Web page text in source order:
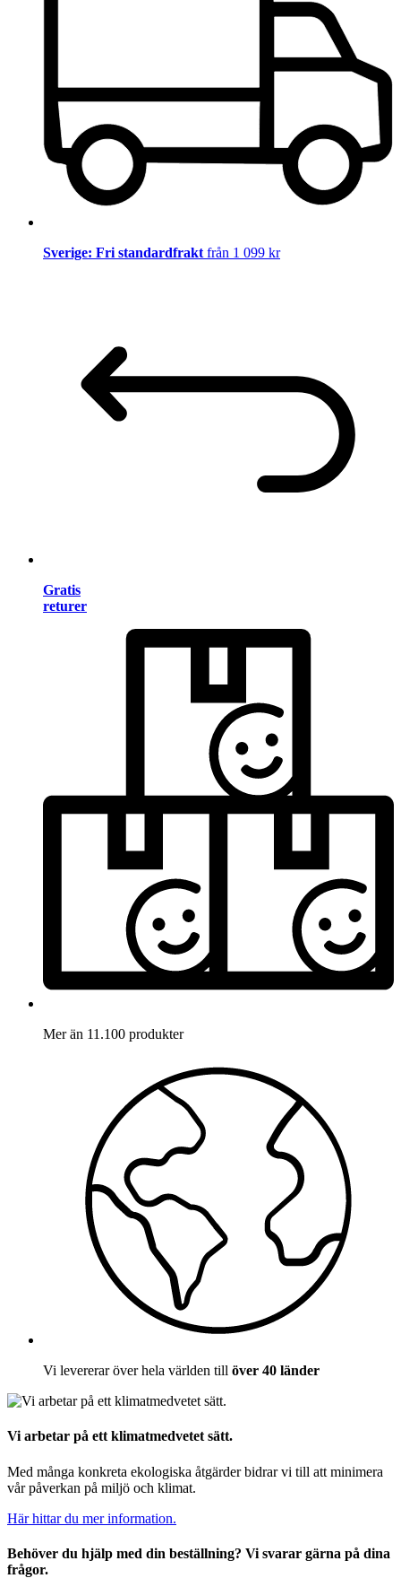
Sverige: Fri standardfrakt från 1 099 kr
Gratis
returer
Mer än 11.100 produkter
Vi levererar över hela världen till över 40 länder
Vi arbetar på ett klimatmedvetet sätt.
Med många konkreta ekologiska åtgärder bidrar vi till att minimera
vår påverkan på miljö och klimat.
Här hittar du mer information.
Behöver du hjälp med din beställning? Vi svarar gärna på dina
frågor.